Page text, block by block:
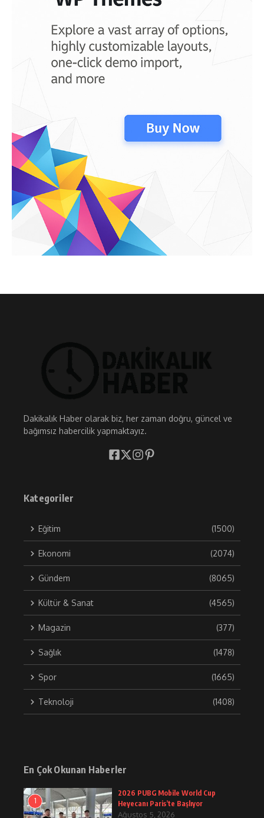
Dakikalık Haber olarak biz, her zaman doğru, güncel ve
bağımsız habercilik yapmaktayız.
Kategoriler
Eğitim (1500)
Ekonomi (2074)
Gündem (8065)
Kültür & Sanat (4565)
Magazin (377)
Sağlık (1478)
Spor (1665)
Teknoloji (1408)
En Çok Okunan Haberler
1
2026 PUBG Mobile World Cup
Heyecanı Paris’te Başlıyor
Ağustos 5, 2026